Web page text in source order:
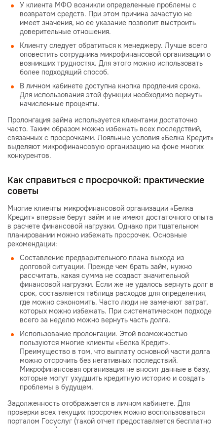
У клиента МФО возникли определенные проблемы с
возвратом средств. При этом причина зачастую не
имеет значения, но ее указание позволит выстроить
доверительные отношения.
Клиенту следует обратиться к менеджеру. Лучше всего
оповестить сотрудника микрофинансовой организации о
возникших трудностях. Для этого можно использовать
более подходящий способ.
В личном кабинете доступна кнопка продления срока.
Для использования этой функции необходимо вернуть
начисленные проценты.
Пролонгация займа используется клиентами достаточно
часто. Таким образом можно избежать всех последствий,
связанных с просрочками. Лояльные условия «Белка Кредит»
выделяют микрофинансовую организацию на фоне многих
конкурентов.
Как справиться с просрочкой: практические
советы
Многие клиенты микрофинансовой организации «Белка
Кредит» впервые берут займ и не имеют достаточного опыта
в расчете финансовой нагрузки. Однако при тщательном
планировании можно избежать просрочек. Основные
рекомендации:
Составление предварительного плана выхода из
долговой ситуации. Прежде чем брать займ, нужно
рассчитать, какая сумма не создаст значительной
финансовой нагрузки. Если же не удалось вернуть долг в
срок, составляется таблица расходов для определения,
где можно сэкономить. Часто люди не замечают затрат,
которых можно избежать. При систематическом подходе
всего за неделю можно вернуть часть долга.
Использование пролонгации. Этой возможностью
пользуются многие клиенты «Белка Кредит».
Преимущество в том, что выплату основной части долга
можно отсрочить без негативных последствий.
Микрофинансовая организация не вносит данные в базу,
которые могут ухудшить кредитную историю и создать
проблемы в будущем.
Задолженность отображается в личном кабинете. Для
проверки всех текущих просрочек можно воспользоваться
порталом Госуслуг (такой отчет предоставляется бесплатно